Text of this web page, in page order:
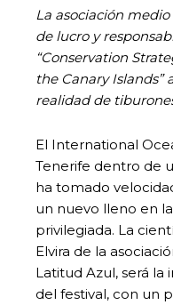
La asociación
de lucro y
“Conservation
the Canary Islands”
realidad de
El International
Tenerife dentro de
ha tomado
un nuevo lleno en
privilegiada. La
Elvira de la
Latitud Azul, será la
del festival, con un